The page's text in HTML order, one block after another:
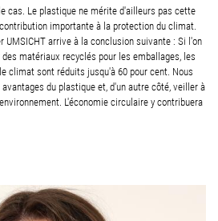
cas. Le plastique ne mérite d'ailleurs pas cette
importante à la protection du climat.
UMSICHT arrive à la conclusion suivante : Si l'on
matériaux recyclés pour les emballages, les
climat sont réduits jusqu'à 60 pour cent. Nous
du plastique et, d'un autre côté, veiller à
L'économie circulaire y contribuera